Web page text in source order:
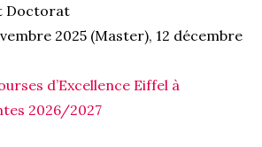
Doctorat
2025 (Master), 12 décembre
d’Excellence Eiffel à
2026/2027